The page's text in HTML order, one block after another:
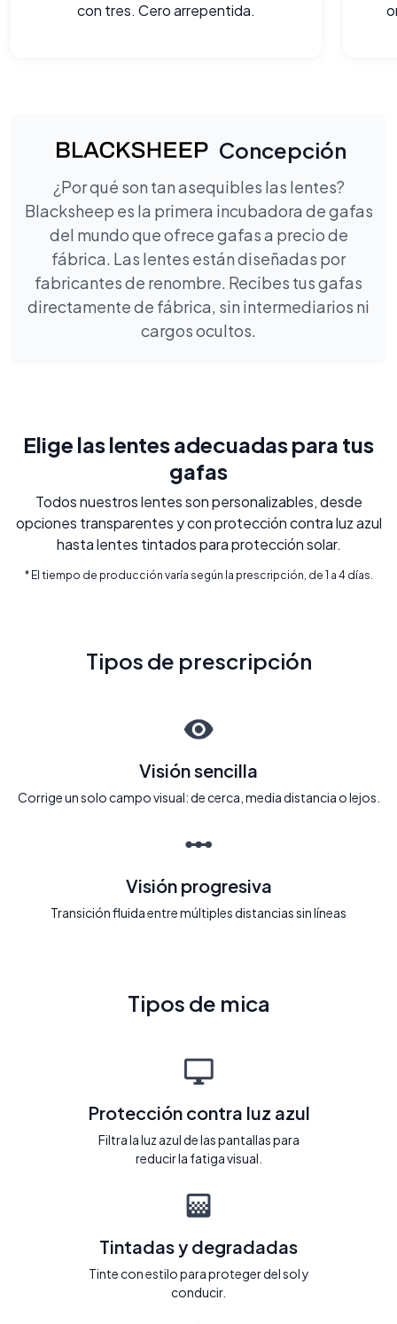
con tres. Cero arrepentida.
Concepción
¿Por qué son tan asequibles las lentes?
Blacksheep es la primera incubadora de gafas
del mundo que ofrece gafas a precio de
fábrica. Las lentes están diseñadas por
fabricantes de renombre. Recibes tus gafas
directamente de fábrica, sin intermediarios ni
cargos ocultos.
Elige las lentes adecuadas para tus
gafas
Todos nuestros lentes son personalizables, desde
opciones transparentes y con protección contra luz azul
hasta lentes tintados para protección solar.
* El tiempo de producción varía según la prescripción, de 1 a 4 días.
Tipos de prescripción
Visión sencilla
Corrige un solo campo visual: de cerca, media distancia o lejos.
Visión progresiva
Transición fluida entre múltiples distancias sin líneas
Tipos de mica
Protección contra luz azul
Filtra la luz azul de las pantallas para
reducir la fatiga visual.
Tintadas y degradadas
Tinte con estilo para proteger del sol y
conducir.